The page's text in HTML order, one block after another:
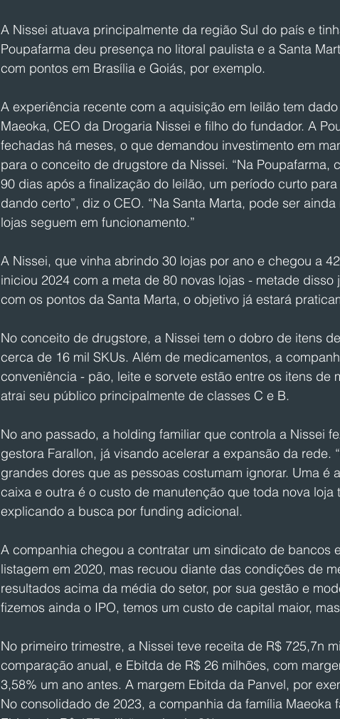
A Nissei atuava principalmente da região Sul do país e
Poupafarma deu presença no litoral paulista e a Santa
com pontos em Brasília e Goiás, por exemplo.
A experiência recente com a aquisição em leilão tem
Maeoka, CEO da Drogaria Nissei e filho do fundador. A
fechadas há meses, o que demandou investimento em
para o conceito de drugstore da Nissei. “Na Poupafarma,
90 dias após a finalização do leilão, um período curto
dando certo”, diz o CEO. “Na Santa Marta, pode ser
lojas seguem em funcionamento.”
A Nissei, que vinha abrindo 30 lojas por ano e chegou a
iniciou 2024 com a meta de 80 novas lojas - metade disso
com os pontos da Santa Marta, o objetivo já estará
No conceito de drugstore, a Nissei tem o dobro de itens
cerca de 16 mil SKUs. Além de medicamentos, a
conveniência - pão, leite e sorvete estão entre os itens de
atrai seu público principalmente de classes C e B.
No ano passado, a holding familiar que controla a Nissei
gestora Farallon, já visando acelerar a expansão da rede.
grandes dores que as pessoas costumam ignorar. Uma é
caixa e outra é o custo de manutenção que toda nova loja
explicando a busca por funding adicional.
A companhia chegou a contratar um sindicato de bancos
listagem em 2020, mas recuou diante das condições de
resultados acima da média do setor, por sua gestão e
fizemos ainda o IPO, temos um custo de capital maior,
No primeiro trimestre, a Nissei teve receita de R$ 725,7n
comparação anual, e Ebitda de R$ 26 milhões, com
3,58% um ano antes. A margem Ebitda da Panvel, por
No consolidado de 2023, a companhia da família Maeoka